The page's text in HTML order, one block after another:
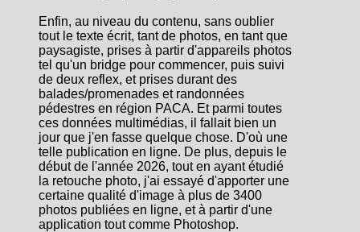
Enfin, au niveau du contenu, sans oublier
tout le texte écrit, tant de photos, en tant que
paysagiste, prises à partir d'appareils photos
tel qu'un bridge pour commencer, puis suivi
de deux reflex, et prises durant des
balades/promenades et randonnées
pédestres en région PACA. Et parmi toutes
ces données multimédias, il fallait bien un
jour que j'en fasse quelque chose. D'où une
telle publication en ligne. De plus, depuis le
début de l'année 2026, tout en ayant étudié
la retouche photo, j'ai essayé d'apporter une
certaine qualité d'image à plus de 3400
photos publiées en ligne, et à partir d'une
application tout comme Photoshop.